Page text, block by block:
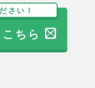
さい！
ちら